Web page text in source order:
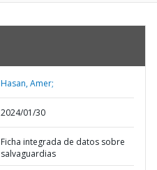
Hasan, Amer;
2024/01/30
Ficha integrada de datos sobre
salvaguardias